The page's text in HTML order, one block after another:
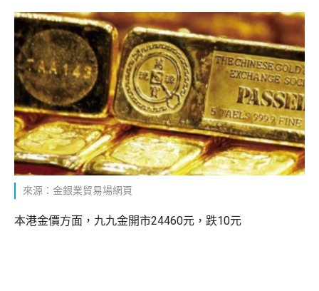
來源：金銀業貿易場網頁
本港金價方面，九九金開市24460元，跌10元